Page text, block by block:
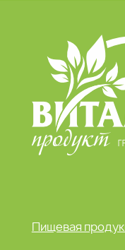
Пищевая